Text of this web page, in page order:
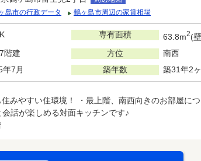
島市の行政データ
鶴ヶ島市周辺の家賃相場
専有面積 63.8m2(
階建 方位
南西
年7月 築年数 築31年2
みやすい住環境！ ・最上階、南西向きのお部屋に
話が楽しめる対面キッチンです♪